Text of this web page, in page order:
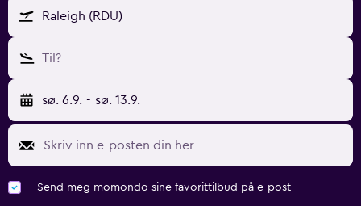
Raleigh (RDU)
Til?
sø. 6.9. - sø. 13.9.
Send meg momondo sine favorittilbud på e-post